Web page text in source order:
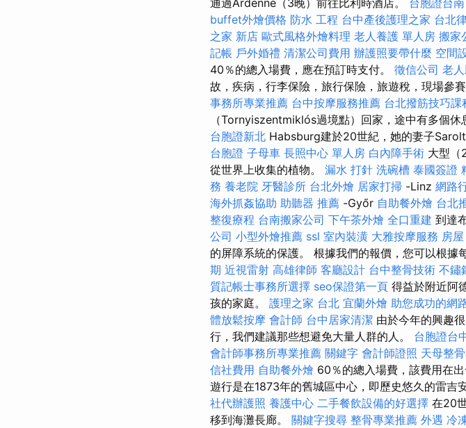
buffet外燴價格 防水 工程 台中產後護理之家 台北
之家 新店 歐式風格外燴料理 老人養護 單人房 搬家
記帳 戶外婚禮 清潔公司費用 辦護照要帶什麼 空間
40％的總入場費，應在預訂時支付。 徵信公司 老
故，疾病，行李保險，旅行保險，旅遊稅，現場參
事務所專業推薦 台中按摩服務推薦 台北撥筋技巧課
（Tornyiszentmiklós過境點）回家，途中有多個
台胞證新北 Habsburg建於20世紀，她的妻子
台胞證 子母車 長照中心 單人房 白內障手術 大型（
從世界上收集的植物。 漏水 打針 洗碗槽 泰國簽證
務 養老院 牙醫診所 台北外燴 居家打掃 -Linz 網路
海外抓姦協助 助聽器 推薦 -Győr 自助餐外燴 台北
整復療程 台南搬家公司 下午茶外燴 全口重建 到達
公司 小型外燴推薦 ssl 室內裝潢 大雅按摩服務 房
的屏障系統的保護。 根據我們的報價，您可以根據
期 近視雷射 高雄律師 客廳設計 台中整骨技術 不鏽
質記帳士事務所選擇 seo保證第一頁 得益於附近阿
孩的家庭。 護理之家 台北 宜蘭外燴 助您成功的網
體放鬆按摩 會計師 台中居家清潔 由於今年的興趣
行，我們建議那些想避免大量人群的人。 台胞證台
會計師事務所專業推薦 關鍵字 會計師證照 天母整
信社費用 自助餐外燴 60％的總入場費，該費用在
遊行是在1873年的舊城區中心，即歷史悠久的雷吉
社代辦護照 養護中心 二手餐飲設備的好選擇 在20
移到海灘長廊。 關鍵字搜尋 整骨專業推薦 外遇 冷